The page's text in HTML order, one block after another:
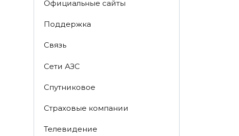
Официальные сайты
Поддержка
Связь
Сети АЗС
Спутниковое
Страховые компании
Телевидение